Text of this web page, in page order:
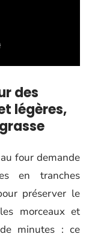
des
légères,
four demande
en tranches
préserver le
morceaux et
minutes : ce